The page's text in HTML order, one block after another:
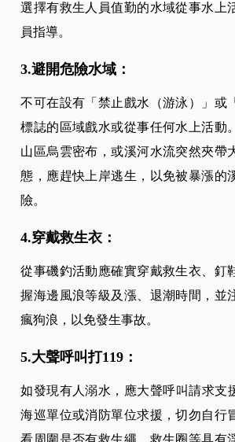
選擇有救生人員值勤的水域從事水上
員指導。
3.避開危險水域：
不可在設有「禁止戲水（游泳）」或
標誌的區域戲水或從事任何水上活動
山區烏雲密布，或溪河水流突然夾帶
態，應趕快上岸逃生，以免被暴漲的
險。
4.穿戴救生衣：
從事磯釣活動應確實穿戴救生衣、釘
握海邊風浪等級及漲、退潮時間，並
瘋狗浪，以免發生事故。
5.大聲呼叫打119：
如發現有人溺水，應大聲呼叫請求支
海巡單位或消防單位求援，切勿自行